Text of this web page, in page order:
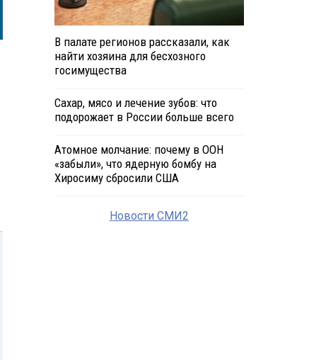
В палате регионов рассказали, как
найти хозяина для бесхозного
госимущества
Сахар, мясо и лечение зубов: что
подорожает в России больше всего
Атомное молчание: почему в ООН
«забыли», что ядерную бомбу на
Хиросиму сбросили США
Новости СМИ2